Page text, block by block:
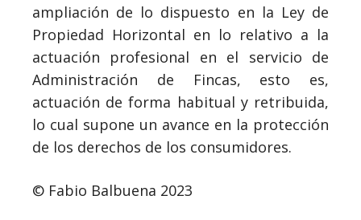
ampliación de lo dispuesto en la Ley de
Propiedad Horizontal en lo relativo a la
actuación profesional en el servicio de
Administración de Fincas, esto es,
actuación de forma habitual y retribuida,
lo cual supone un avance en la protección
de los derechos de los consumidores.
© Fabio Balbuena 2023